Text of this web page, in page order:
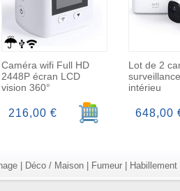
panier
Caméra wifi Full HD
2448P écran LCD
vision 360°
Ajouter au panier
216,00 €
Lot de 2
intérieu
648,00
| Déco / Maison| Fumeur| Habillement|